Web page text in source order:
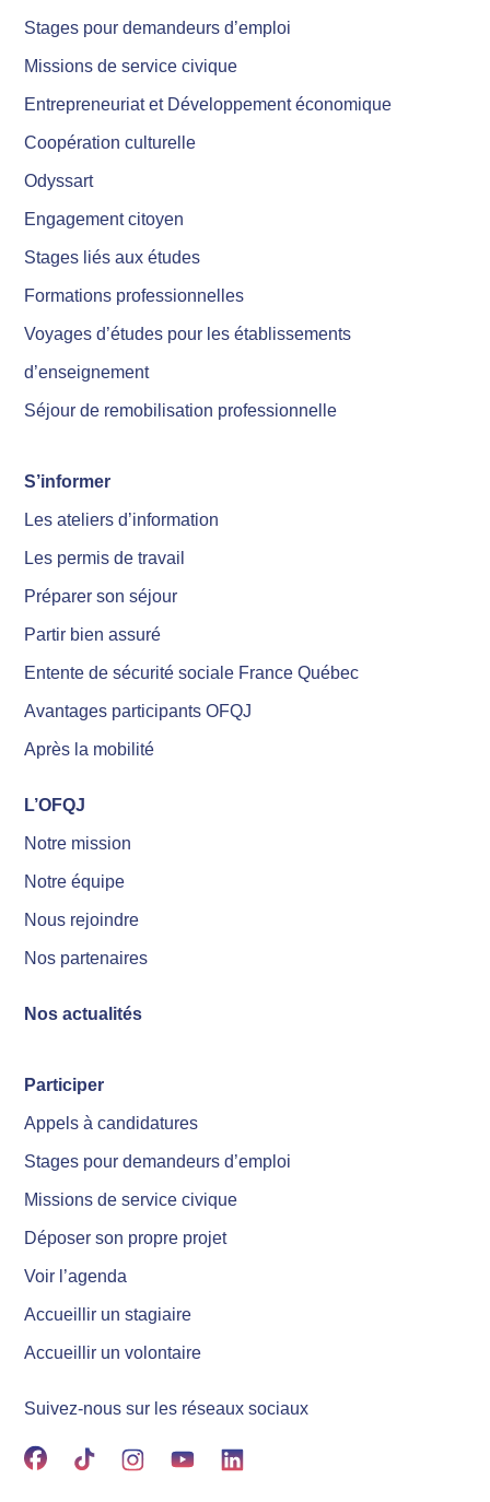
Stages pour demandeurs d’emploi
Missions de service civique
Entrepreneuriat et Développement économique
Coopération culturelle
Odyssart
Engagement citoyen
Stages liés aux études
Formations professionnelles
Voyages d’études pour les établissements
d’enseignement
Séjour de remobilisation professionnelle
S’informer
Les ateliers d’information
Les permis de travail
Préparer son séjour
Partir bien assuré
Entente de sécurité sociale France Québec
Avantages participants OFQJ
Après la mobilité
L’OFQJ
Notre mission
Notre équipe
Nous rejoindre
Nos partenaires
Nos actualités
Participer
Appels à candidatures
Stages pour demandeurs d’emploi
Missions de service civique
Déposer son propre projet
Voir l’agenda
Accueillir un stagiaire
Accueillir un volontaire
Suivez-nous sur les réseaux sociaux